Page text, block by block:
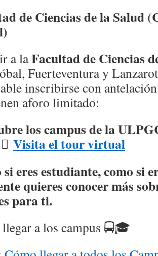
de Ciencias de la Salud
a laFacultad de Ciencias
Fuerteventura y
inscribirse con
aforo limitado:
los campus de la
Visita el tour virtual
eres estudiante, como si
quieres conocer más
para ti.
a los campus 🚍🎓